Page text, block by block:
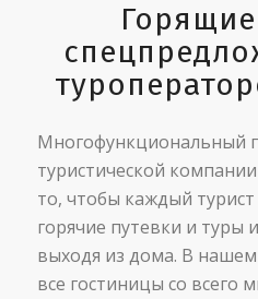
Многофункциональный
туристической
то, чтобы каждый
горячие путевки и туры
выходя из дома. В
все гостиницы со всего